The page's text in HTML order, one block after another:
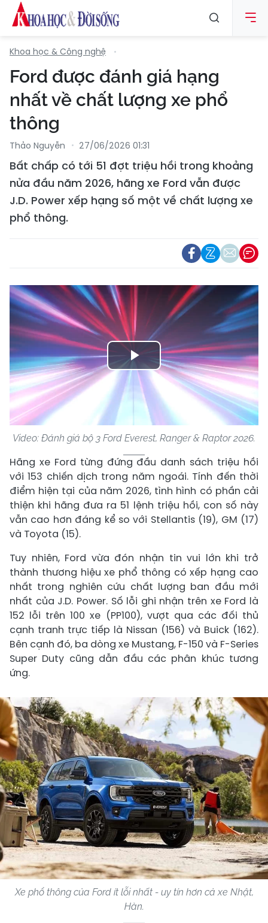
Khoa học & Công nghệ
Ford được đánh giá hạng
nhất về chất lượng xe phổ
thông
Thảo Nguyễn 27/06/2026 01:31
Bất chấp có tới 51 đợt triệu hồi trong khoảng
nửa đầu năm 2026, hãng xe Ford vẫn được
J.D. Power xếp hạng số một về chất lượng xe
phổ thông.
Play
Video
Video: Đánh giá bộ 3 Ford Everest, Ranger & Raptor 2026.
Hãng xe Ford từng đứng đầu danh sách triệu hồi
với 153 chiến dịch trong năm ngoái. Tính đến thời
điểm hiện tại của năm 2026, tình hình có phần cải
thiện khi hãng đưa ra 51 lệnh triệu hồi, con số này
vẫn cao hơn đáng kể so với Stellantis (19), GM (17)
và Toyota (15).
Tuy nhiên, Ford vừa đón nhận tin vui lớn khi trở
thành thương hiệu xe phổ thông có xếp hạng cao
nhất trong nghiên cứu chất lượng ban đầu mới
nhất của J.D. Power. Số lỗi ghi nhận trên xe Ford là
152 lỗi trên 100 xe (PP100), vượt qua các đối thủ
cạnh tranh trực tiếp là Nissan (156) và Buick (162).
Bên cạnh đó, ba dòng xe Mustang, F-150 và F-Series
Super Duty cũng dẫn đầu các phân khúc tương
ứng.
Xe phổ thông của Ford ít lỗi nhất - uy tín hơn cả xe Nhật,
Hàn.